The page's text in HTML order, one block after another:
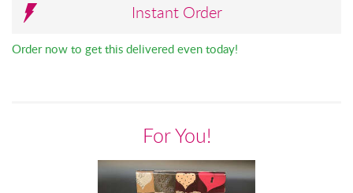
Instant Order
Order now to get this delivered even today!
For You!